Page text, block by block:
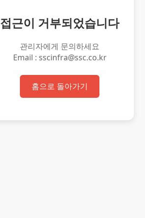
접근이 거부되었습니다
관리자에게 문의하세요
Email : sscinfra@ssc.co.kr
홈으로 돌아가기